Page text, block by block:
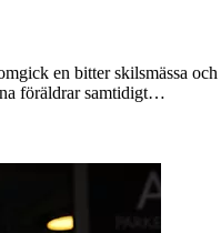
en bitter skilsmässa
föräldrar samtidigt…